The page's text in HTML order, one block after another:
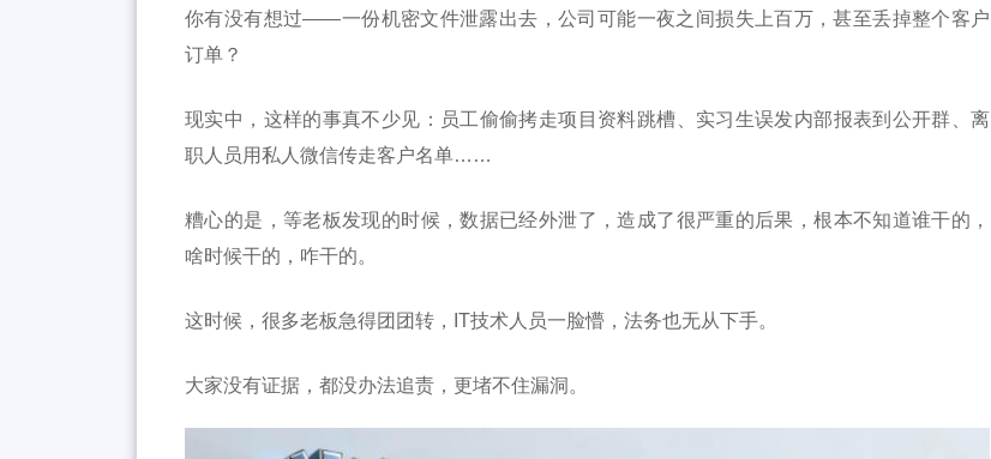
你有没有想过——一份机密文件泄露出去，公司可能一夜之间损失上百万，甚至丢掉整个客户
订单？
现实中，这样的事真不少见：员工偷偷拷走项目资料跳槽、实习生误发内部报表到公开群、离
职人员用私人微信传走客户名单……
糟心的是，等老板发现的时候，数据已经外泄了，造成了很严重的后果，根本不知道谁干的，
啥时候干的，咋干的。
这时候，很多老板急得团团转，IT技术人员一脸懵，法务也无从下手。
大家没有证据，都没办法追责，更堵不住漏洞。